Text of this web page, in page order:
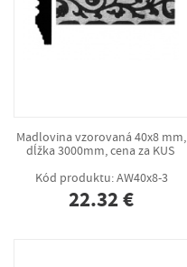
Madlovina vzorovaná 40x8 mm,
dĺžka 3000mm, cena za KUS
Kód produktu: AW40x8-3
22.32 €